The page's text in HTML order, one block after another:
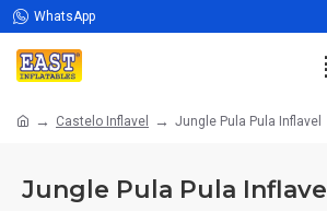
WhatsApp
Castelo Inflavel Jungle Pula Pula Inflavel
Jungle Pula Pula Inflavel